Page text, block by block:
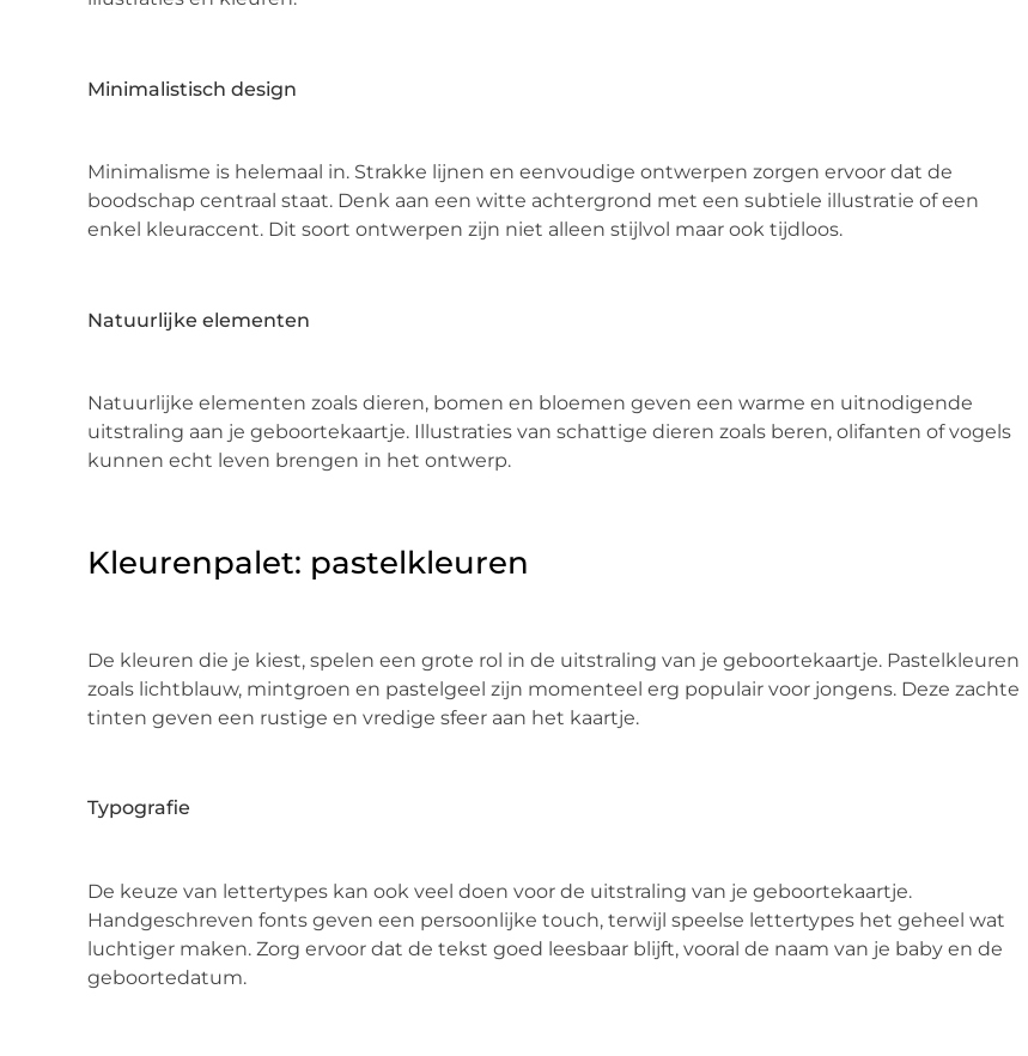
Minimalistisch design
Minimalisme is helemaal in. Strakke lijnen en eenvoudige ontwerpen zorgen ervoor dat de
boodschap centraal staat. Denk aan een witte achtergrond met een subtiele illustratie of een
enkel kleuraccent. Dit soort ontwerpen zijn niet alleen stijlvol maar ook tijdloos.
Natuurlijke elementen
Natuurlijke elementen zoals dieren, bomen en bloemen geven een warme en uitnodigende
uitstraling aan je geboortekaartje. Illustraties van schattige dieren zoals beren, olifanten of vogels
kunnen echt leven brengen in het ontwerp.
Kleurenpalet: pastelkleuren
De kleuren die je kiest, spelen een grote rol in de uitstraling van je geboortekaartje. Pastelkleuren
zoals lichtblauw, mintgroen en pastelgeel zijn momenteel erg populair voor jongens. Deze zachte
tinten geven een rustige en vredige sfeer aan het kaartje.
Typografie
De keuze van lettertypes kan ook veel doen voor de uitstraling van je geboortekaartje.
Handgeschreven fonts geven een persoonlijke touch, terwijl speelse lettertypes het geheel wat
luchtiger maken. Zorg ervoor dat de tekst goed leesbaar blijft, vooral de naam van je baby en de
geboortedatum.